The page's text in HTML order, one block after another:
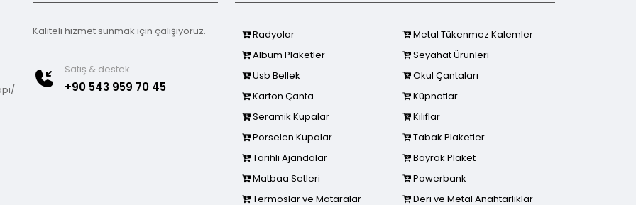
Kaliteli hizmet sunmak için çalışıyoruz.
Satış & destek
+90 543 959 70 45
Radyolar
Metal Tükenmez Kalemler
Albüm Plaketler
Seyahat Ürünleri
Usb Bellek
Okul Çantaları
Karton Çanta
Küpnotlar
Seramik Kupalar
Kılıflar
Porselen Kupalar
Tabak Plaketler
Tarihli Ajandalar
Bayrak Plaket
Matbaa Setleri
Powerbank
Termoslar ve Mataralar
Deri ve Metal Anahtarlıklar